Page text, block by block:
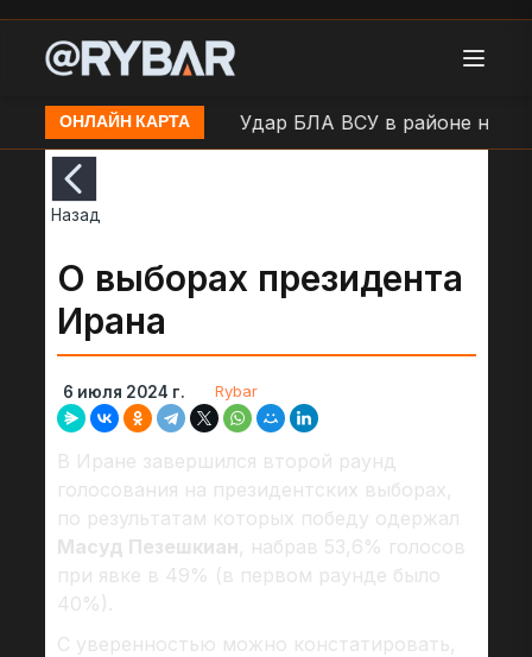
ОНЛАЙН КАРТА
в н.п. Воронеж Удар БЛА ВСУ в районе н.п.
Назад
О выборах президента
Ирана
6 июля 2024 г. Rybar
В Иране завершился второй раунд
голосования на президентских выборах,
по результатам которых победу одержал
Масуд Пезешкиан, набрав 53,6% голосов
при явке в 49% (в первом раунде было
40%).
С уверенностью можно констатировать,